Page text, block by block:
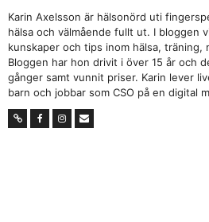
Karin Axelsson är hälsonörd uti
hälsa och välmående fullt ut. I bloggen
kunskaper och tips inom hälsa, träning,
Bloggen har hon drivit i över 15 år och
gånger samt vunnit priser. Karin lever
barn och jobbar som CSO på en digital